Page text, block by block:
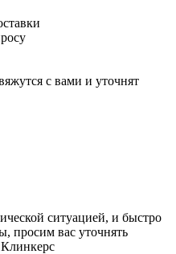
с вами и уточнят
ситуацией, и быстро
просим вас уточнять